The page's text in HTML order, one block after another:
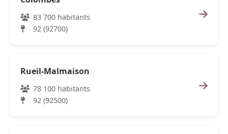
83 700 habitants
92 (92700)
Rueil-Malmaison
78 100 habitants
92 (92500)